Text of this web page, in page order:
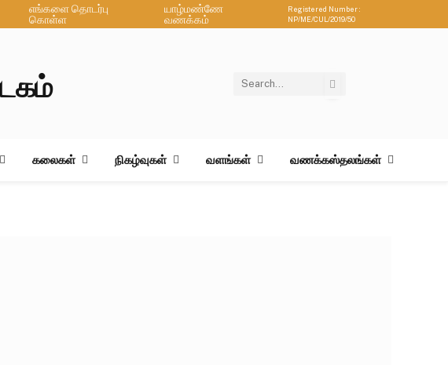
எங்களை தொடர்பு
கொள்ள
யாழ்மண்ணே
வணக்கம்
Registered Number :
NP/ME/CUL/2019/50
கலைகள் நிகழ்வுகள் வளங்கள் வணக்கஸ்தலங்கள்